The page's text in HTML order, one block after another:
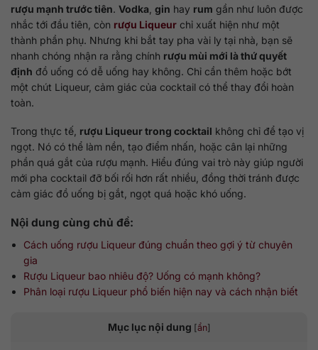
rượu mạnh trước tiên. Vodka gin hay rum gần như luôn được
nhắc tới đầu tiên, còn rượu Liqueur chỉ xuất hiện như một
thành phần phụ. Nhưng khi bắt tay pha vài ly tại nhà, bạn sẽ
nhanh chóng nhận ra rằng chính rượu mùi mới là thứ quyết
định đồ uống có dễ uống hay không. Chỉ cần thêm hoặc bớt
một chút Liqueur, cảm giác của cocktail có thể thay đổi hoàn
toàn.
Trong thực tế, rượu Liqueur trong cocktail không chỉ để tạo vị
ngọt. Nó có thể làm nền, tạo điểm nhấn, hoặc cân lại những
phần quá gắt của rượu mạnh. Hiểu đúng vai trò này giúp người
mới pha cocktail đỡ bối rối hơn rất nhiều, đồng thời tránh được
cảm giác đồ uống bị gắt, ngọt quá hoặc khó uống.
Nội dung cùng chủ đề:
Cách uống rượu Liqueur đúng chuẩn theo gợi ý từ chuyên
gia
Rượu Liqueur bao nhiêu độ? Uống có mạnh không?
Phân loại rượu Liqueur phổ biến hiện nay và cách nhận biết
Mục lục nội dung [ẩn]